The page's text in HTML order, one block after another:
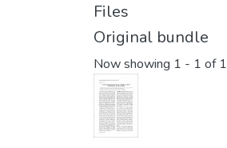
Files
Original bundle
Now showing 1 - 1 of 1